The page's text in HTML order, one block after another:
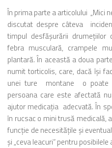
În prima parte a articolului „Mici
discutat despre câteva
timpul desfăşurării
febra musculară, crampele
plantară. În această a doua
numit torticolis, care, dacă îşi
unei ture montane o poate
persoana care este afectată
ajutor medicaţia adecvată. În
în rucsac o mini trusă
funcţie de necesităţile şi
şi „ceva leacuri” pentru